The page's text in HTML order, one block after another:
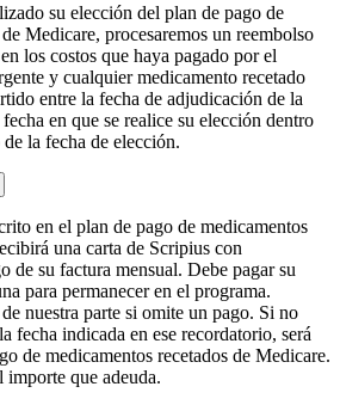
su elección del plan de pago de
Medicare, procesaremos un reembolso
los costos que haya pagado por el
y cualquier medicamento recetado
entre la fecha de adjudicación de la
en que se realice su elección dentro
la fecha de elección.
en el plan de pago de medicamentos
una carta de Scripius con
de su factura mensual. Debe pagar su
para permanecer en el programa.
nuestra parte si omite un pago. Si no
fecha indicada en ese recordatorio, será
de medicamentos recetados de Medicare.
importe que adeuda.